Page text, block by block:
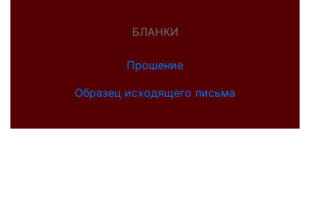
БЛАНКИ
Прошение
Образец исходящего письма